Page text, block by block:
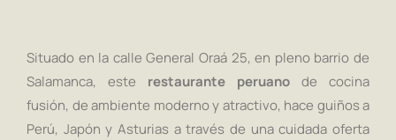
Situado en la calle General Oraá 25, en pleno barrio de
Salamanca, este restaurante peruano de cocina
fusión, de ambiente moderno y atractivo, hace guiños a
Perú, Japón y Asturias a través de una cuidada oferta